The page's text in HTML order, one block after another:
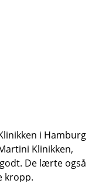
i Hamburg
Klinikken,
De lærte også
kropp.